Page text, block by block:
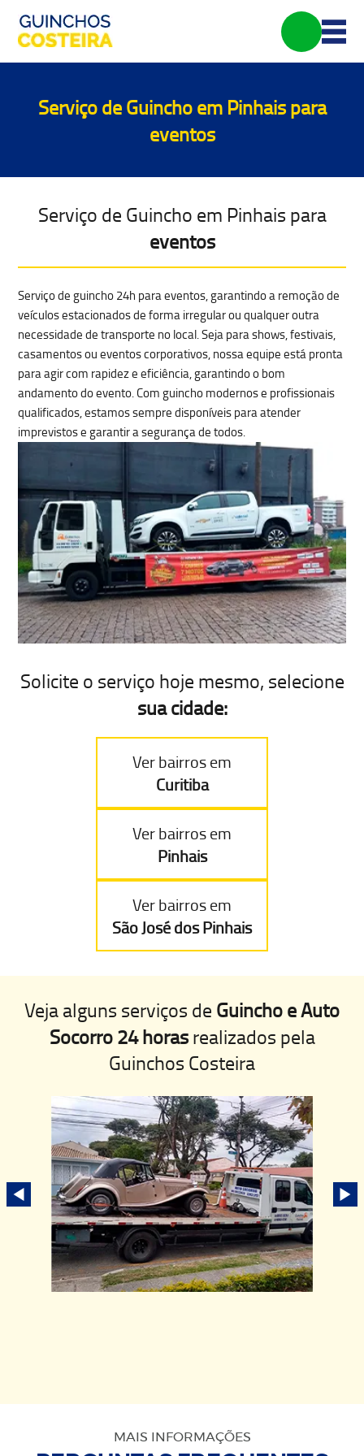
Serviço de Guincho em Pinhais para
eventos
Serviço de Guincho em Pinhais para
eventos
Serviço deguincho 24h para eventos, garantindo aremoção de
veículos estacionados de forma irregularou qualquer outra
necessidade de transporte no local. Seja para shows, festivais,
casamentos ou eventos corporativos, nossa equipe está pronta
para agir com rapidez e eficiência, garantindo o bom
andamento do evento. Com guincho modernos e profissionais
qualificados, estamos sempre disponíveis para atender
imprevistos e garantir a segurança de todos.
Solicite o serviço hoje mesmo, selecione
sua cidade:
Ver bairros em
Curitiba
Ver bairros em
Pinhais
Ver bairros em
São José dos Pinhais
Veja alguns serviços de Guincho e Auto
Socorro 24 horasrealizados pela
Guinchos Costeira
MAIS INFORMAÇÕES